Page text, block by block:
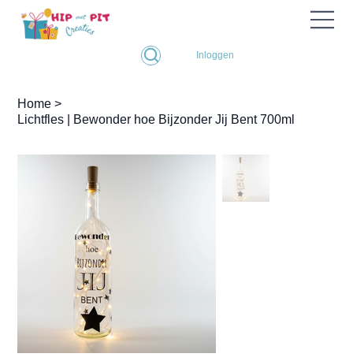
Inloggen
Home >
Lichtfles | Bewonder hoe Bijzonder Jij Bent 700ml